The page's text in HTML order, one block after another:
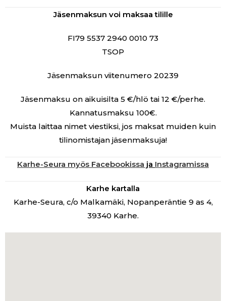
Jäsenmaksun voi maksaa tilille
FI79 5537 2940 0010 73
TSOP
Jäsenmaksun viitenumero 20239
Jäsenmaksu on aikuisilta 5 €/hlö tai 12 €/perhe.
Kannatusmaksu 100€.
Muista laittaa nimet viestiksi, jos maksat muiden kuin
tilinomistajan jäsenmaksuja!
Karhe-Seura myös Facebookissa ja Instagramissa
Karhe kartalla
Karhe-Seura, c/o Malkamäki, Nopanperäntie 9 as 4,
39340 Karhe.